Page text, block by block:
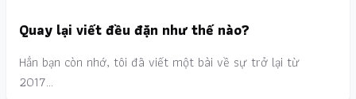
Quay lại viết đều đặn như thế nào?
Hẳn bạn còn nhớ, tôi đã viết một bài về sự trở lại từ
2017…